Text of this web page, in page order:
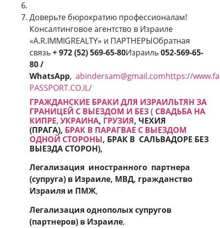
Доверьте бюрократию профессионалам!
Консалтинговое агентство в Израиле
«A.R.IMMIGREALTY» и ПАРТНЕРЫОбратная
связь+ 972 (52) 569-65-80Израиль052-569-65-
80 /
WhatsApp, abindersam@gmail.comhttps://
PASSPORT.CO.IL/
ГРАЖДАНСКИЕ БРАКИ ДЛЯ ИЗРАИЛЬТЯН ЗА
ГРАНИЦЕЙ С ВЫЕЗДОМ И БЕЗ( СВАДЬБА НА
КИПРЕ, УКРАИНА, ГРУЗИЯ, ЧЕХИЯ
(ПРАГА), БРАК В ПАРАГВАЕ С ВЫЕЗДОМ
ОДНОЙ СТОРОНЫ, БРАК В САЛЬВАДОРЕ БЕЗ
ВЫЕЗДА СТОРОН),
Легализация иностранного партнера
(супруга) в Израиле, МВД, гражданство
Израиля и ПМЖ,
Легализация однополых супругов
(партнеров) в Израиле,